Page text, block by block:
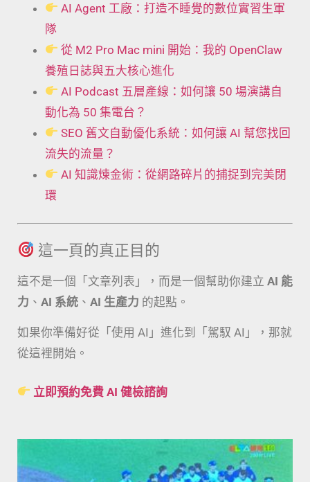
AI Agent 工廠：打造不睡覺的數位實習生軍
隊
從 M2 Pro Mac mini 開始：我的 OpenClaw
養殖日誌與五大核心進化
AI Podcast 五層產線：如何讓 50 場演講自
動化為 50 集電台？
SEO 舊文自動優化系統：如何讓 AI 幫您找回
流失的流量？
AI 知識煉金術：從網路碎片的捕捉到完美閉
環
這一頁的真正目的
這不是一個「文章列表」，而是一個幫助你建立 AI 能
力 、 AI 系統 、 AI 生產力 的起點。
如果你準備好從「使用 AI」進化到「駕馭 AI」，那就
從這裡開始。
立即預約免費 AI 健檢諮詢